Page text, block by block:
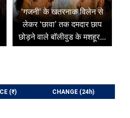
‘गजनी’ के खतरनाक विलेन से
लेकर ‘छावा’ तक दमदार छाप
छोड़ने वाले बॉलीवुड के मशहूर...